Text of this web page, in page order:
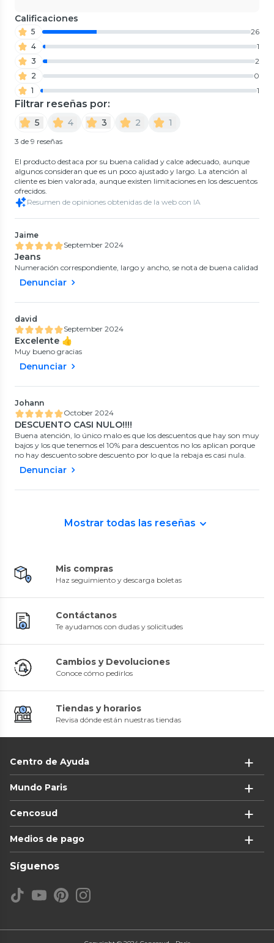
Calificaciones
5
26
4
1
3
2
2
0
1
1
Filtrar reseñas por:
5 4 3 2 1
3 de 9 reseñas
El producto destaca por su buena calidad y calce adecuado, aunque
algunos consideran que es un poco ajustado y largo. La atención al
cliente es bien valorada, aunque existen limitaciones en los descuentos
ofrecidos.
Resumen de opiniones obtenidas de la web con IA
Jaime
September 2024
Jeans
Numeración correspondiente, largo y ancho, se nota de buena calidad
Denunciar
david
September 2024
Excelente 👍
Muy bueno gracias
Denunciar
Johann
October 2024
DESCUENTO CASI NULO!!!!
Buena atención, lo único malo es que los descuentos que hay son muy
bajos y los que tenemos el 10% para descuentos no los aplican porque
no hay descuento sobre descuento por lo que la rebaja es casi nula.
Denunciar
Mostrar todas las reseñas
Mis compras
Haz seguimiento y descarga boletas
Contáctanos
Te ayudamos con dudas y solicitudes
Cambios y Devoluciones
Conoce cómo pedirlos
Tiendas y horarios
Revisa dónde están nuestras tiendas
Centro de Ayuda
Mundo Paris
Cencosud
Medios de pago
Síguenos